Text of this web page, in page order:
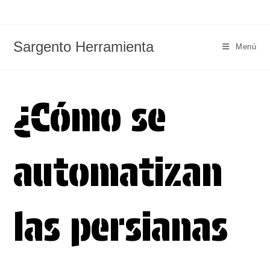
Sargento Herramienta Menú
¿Cómo se
automatizan
las persianas